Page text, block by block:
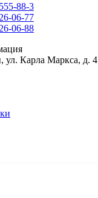
88-3
06-77
06-88
Карла Маркса, д. 4